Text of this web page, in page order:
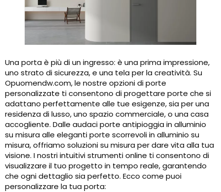
Una porta è più di un ingresso: è una prima impressione,
uno strato di sicurezza, e una tela per la creatività. Su
Opuomendw.com, le nostre opzioni di porte
personalizzate ti consentono di progettare porte che si
adattano perfettamente alle tue esigenze, sia per una
residenza di lusso, uno spazio commerciale, o una casa
accogliente. Dalle audaci porte antipioggia in alluminio
su misura alle eleganti porte scorrevoli in alluminio su
misura, offriamo soluzioni su misura per dare vita alla tua
visione. I nostri intuitivi strumenti online ti consentono di
visualizzare il tuo progetto in tempo reale, garantendo
che ogni dettaglio sia perfetto. Ecco come puoi
personalizzare la tua porta: